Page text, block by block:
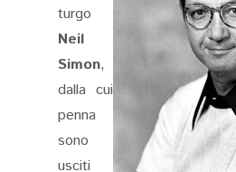
turgo
Neil
Simon,
dalla cui
penna
sono
usciti